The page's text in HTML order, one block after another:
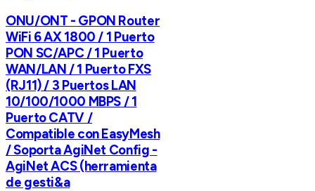
ONU/ONT - GPON Router
WiFi 6 AX 1800 / 1 Puerto
PON SC/APC / 1 Puerto
WAN/LAN / 1 Puerto FXS
(RJ11) / 3 Puertos LAN
10/100/1000 MBPS / 1
Puerto CATV /
Compatible con EasyMesh
/ Soporta AgiNet Config -
AgiNet ACS (herramienta
de gesti&a